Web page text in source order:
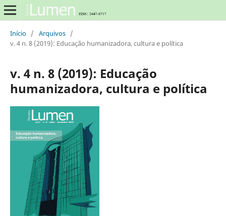
Início / Arquivos /
v. 4 n. 8 (2019): Educação humanizadora, cultura e política
v. 4 n. 8 (2019): Educação
humanizadora, cultura e política